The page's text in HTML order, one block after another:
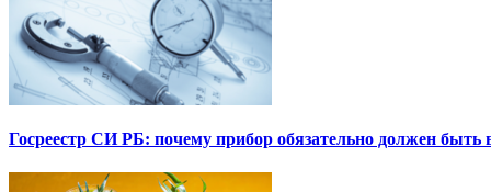
Госреестр СИ РБ: почему прибор обязательно должен быть